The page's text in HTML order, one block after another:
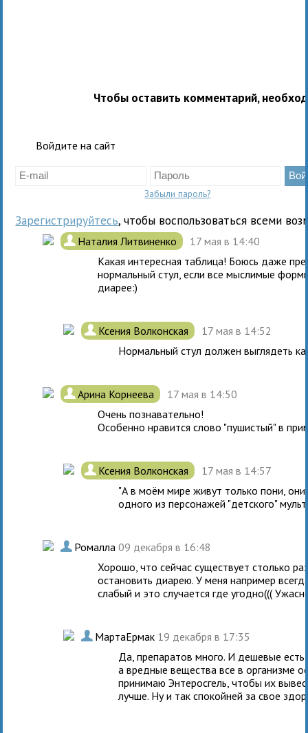
Чтобы оставить комментарий,
Войдите на сайт
Забыли пароль?
Зарегистрируйтесь, чтобы воспользоваться всеми
. Наталия Литвиненко
17 мая в 14:40
Какая интересная таблица! Боюсь даже
нормальный стул, если все мыслимые
диарее:)
. Ксения Волконская
17 мая в 14:52
Нормальный стул должен выглядеть
. Арина Корнеева
17 мая в 14:50
Очень познавательно!
Особенно нравится слово "пушистый" в
. Ксения Волконская
17 мая в 14:57
"А в моём мире живут только пони,
одного из персонажей "детского"
. Ромалла09 декабря в 16:48
Хорошо, что сейчас существует столько
остановить диарею. У меня например
слабый и это случается где угодно(((
. МартаЕрмак 19 декабря в 17:35
Да, препаратов много. И дешевые
а вредные вещества все в организме
принимаю Энтеросгель, чтобы их
лучше. Ну и так спокойней за свое